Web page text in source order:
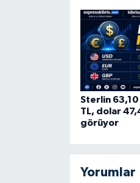
Sterlin
TL, dolar
görüyor
Yorumlar